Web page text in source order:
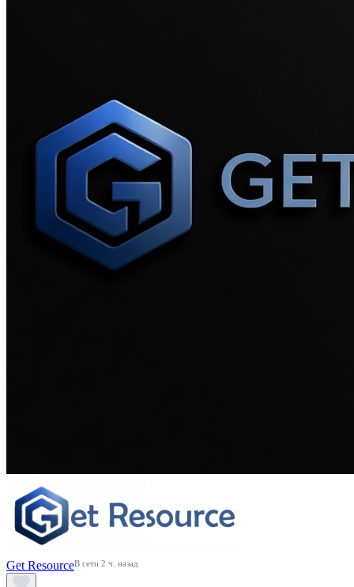
Get ResourceВ сети 2 ч. назад